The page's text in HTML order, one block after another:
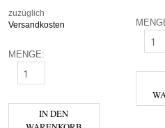
zuzüglich
Versandkosten
MENGE:
KI NO BI KYOTO CRAFT GIN 0,7L
IN DEN